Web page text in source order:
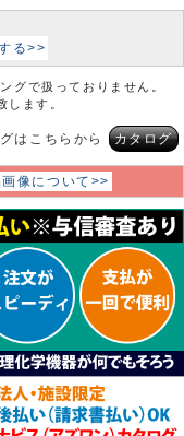
る>>
グで扱っておりません。
します。
はこちらから カタログ
像について>>